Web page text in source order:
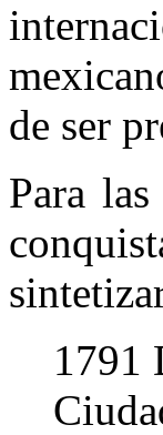
de ser
Para
1791